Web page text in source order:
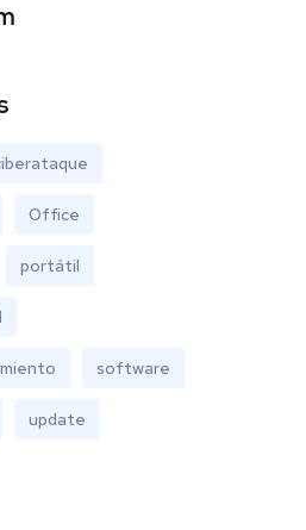
Office
portátil
software
update